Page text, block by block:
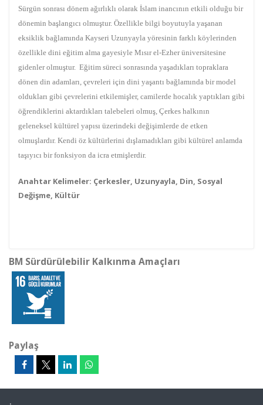
Sürgün sonrası dönem ağırlıklı olarak İslam inancının etkili olduğu bir
dönemin başlangıcı olmuştur. Özellikle bilgi boyutuyla yaşanan
eksiklik bağlamında Kayseri Uzunyayla yöresinin farklı köylerinden
özellikle dini eğitim alma gayesiyle Mısır el-Ezher üniversitesine
gidenler olmuştur. Eğitim süreci sonrasında yaşadıkları topraklara
dönen din adamları, çevreleri için dini yaşantı bağlamında bir model
oldukları gibi çevrelerini etkilemişler, camilerde hocalık yaptıkları gibi
öğrendiklerini aktardıkları talebeleri olmuş, Çerkes halkının
geleneksel kültürel yapısı üzerindeki değişimlerde de etken
olmuşlardır. Kendi öz kültürlerini dışlamadıkları gibi kültürel anlamda
taşıyıcı bir fonksiyon da icra etmişlerdir.
Anahtar Kelimeler: Çerkesler, Uzunyayla, Din, Sosyal
Değişme, Kültür
BM Sürdürülebilir Kalkınma Amaçları
Paylaş